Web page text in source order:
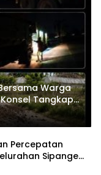
Warga
Tangkap
Sawit Overload,
Umum
Percepatan
Sipange